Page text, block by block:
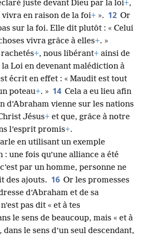
juste devant Dieu par la loi+,
vivra en raison de la foi+ ». 12 Or
sur la foi. Elle dit plutôt : « Celui
vivra grâce à elles+. »
+, nous libérant+ ainsi de
Loi en devenant malédiction à
écrit en effet : « Maudit est tout
poteau+. » 14 Cela a eu lieu afin
d’Abraham vienne sur les nations
Jésus+ et que, grâce à notre
l’esprit promis+.
en utilisant un exemple
une fois qu’une alliance a été
par un homme, personne ne
des ajouts. 16 Or les promesses
d’Abraham et de sa
pas dit « et à tes
le sens de beaucoup, mais « et à
dans le sens d’un seul descendant,